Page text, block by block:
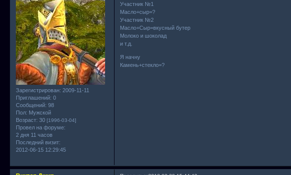
Зарегистрирован: 2009-11-11
Приглашений: 0
Сообщений: 98
Пол: Мужской
Возраст: 30[1996-03-04]
Провел на форуме:
2 дня 11 часов
Последний визит:
2012-06-15 12:29:45
Участник №1
Масло+сыр=?
Участник №2
Масло+Сыр=вкусный бутер
Молоко и шоколад
и т.д.
Я начну
Камень+стекло=?